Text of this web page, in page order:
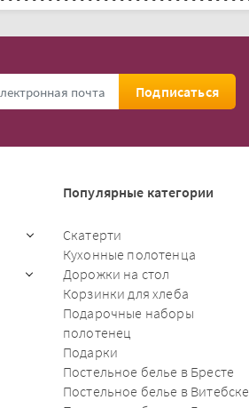
Подписаться
Популярные категории
Скатерти
Кухонные полотенца
Дорожки на стол
Корзинки для хлеба
Подарочные наборы
полотенец
Подарки
Постельное белье в Бресте
Постельное белье в Витебске